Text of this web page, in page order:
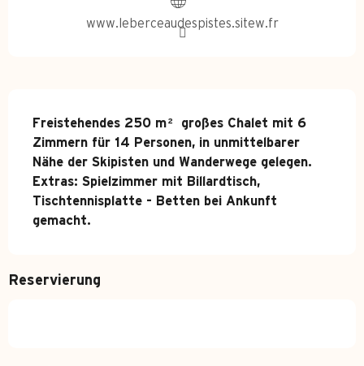
www.leberceaudespistes.sitew.fr
Beschreibung
Freistehendes 250 m² großes Chalet mit 6
Zimmern für 14 Personen, in unmittelbarer
Nähe der Skipisten und Wanderwege gelegen.
Extras: Spielzimmer mit Billardtisch,
Tischtennisplatte - Betten bei Ankunft
gemacht.
Reservierung